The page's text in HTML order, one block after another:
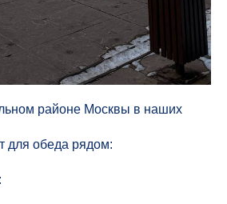
районе Москвы в наших
для обеда рядом: